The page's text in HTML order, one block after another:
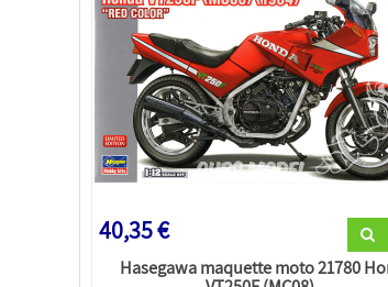
40,35 €
Hasegawa maquette moto 21780